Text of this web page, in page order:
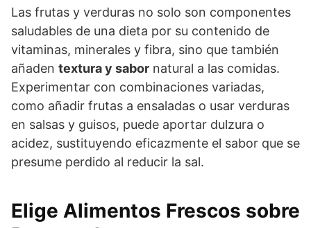
Las frutas y verduras no solo son componentes
saludables de una dieta por su contenido de
vitaminas, minerales y fibra, sino que también
añaden textura y sabor natural a las comidas.
Experimentar con combinaciones variadas,
como añadir frutas a ensaladas o usar verduras
en salsas y guisos, puede aportar dulzura o
acidez, sustituyendo eficazmente el sabor que se
presume perdido al reducir la sal.
Elige Alimentos Frescos sobre